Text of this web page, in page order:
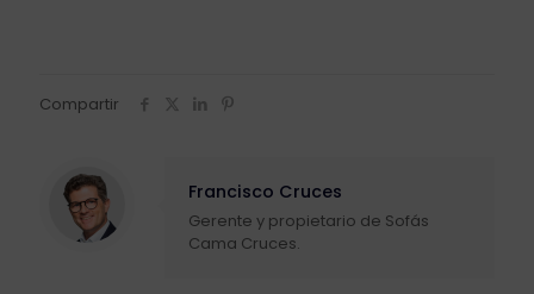
Compartir
Francisco Cruces
Gerente y propietario de Sofás
Cama Cruces.